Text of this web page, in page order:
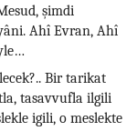
şimdi
Ahî Evran, Ahî
Bir tarikat
tasavvufla ilgili
igili, o meslekte